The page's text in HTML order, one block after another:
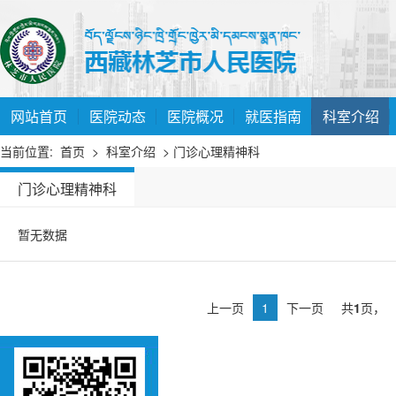
网站首页 医院动态 医院概况 就医指南 科室介绍
当前位置: 首页 > 科室介绍 > 门诊心理精神科
门诊心理精神科
暂无数据
上一页 1 下一页 共1页，